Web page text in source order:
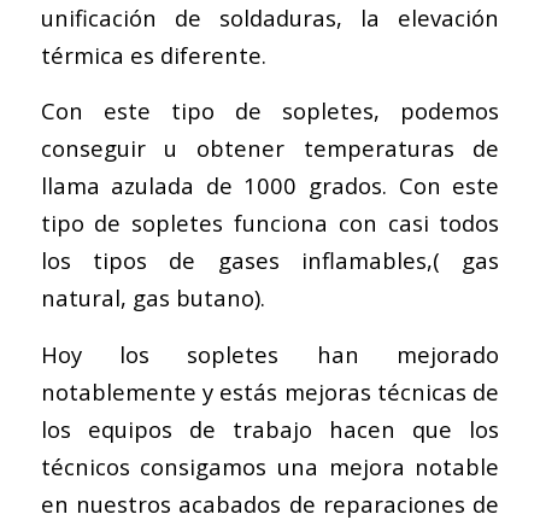
unificación de soldaduras, la elevación
térmica es diferente.
Con este tipo de sopletes, podemos
conseguir u obtener temperaturas de
llama azulada de 1000 grados. Con este
tipo de sopletes funciona con casi todos
los tipos de gases inflamables,( gas
natural, gas butano).
Hoy los sopletes han mejorado
notablemente y estás mejoras técnicas de
los equipos de trabajo hacen que los
técnicos consigamos una mejora notable
en nuestros acabados de reparaciones de